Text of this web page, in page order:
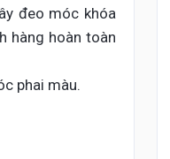
đeo móc khóa
hàng hoàn toàn
phai màu.